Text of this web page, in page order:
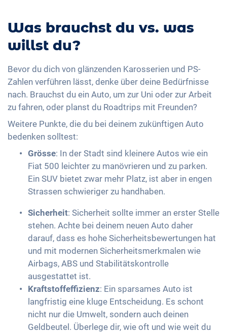
Was brauchst du vs. was
willst du?
Bevor du dich von glänzenden Karosserien und PS-
Zahlen verführen lässt, denke über deine Bedürfnisse
nach. Brauchst du ein Auto, um zur Uni oder zur Arbeit
zu fahren, oder planst du Roadtrips mit Freunden?
Weitere Punkte, die du bei deinem zukünftigen Auto
bedenken solltest:
Grösse: In der Stadt sind kleinere Autos wie ein
Fiat 500 leichter zu manövrieren und zu parken.
Ein SUV bietet zwar mehr Platz, ist aber in engen
Strassen schwieriger zu handhaben.
Sicherheit: Sicherheit sollte immer an erster Stelle
stehen. Achte bei deinem neuen Auto daher
darauf, dass es hohe Sicherheitsbewertungen hat
und mit modernen Sicherheitsmerkmalen wie
Airbags, ABS und Stabilitätskontrolle
ausgestattet ist.
Kraftstoffeffizienz: Ein sparsames Auto ist
langfristig eine kluge Entscheidung. Es schont
nicht nur die Umwelt, sondern auch deinen
Geldbeutel. Überlege dir, wie oft und wie weit du